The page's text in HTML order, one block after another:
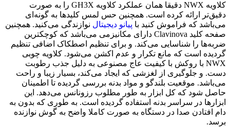
کلاویه NWX دقیقا همان عملکرد کلاویه GH3X را به صورت
دقیق‌تر ارائه کرده است. همچنین حس لمس کلیدها به گونه‌ای
می‌باشد که فراموش کنید با پیانو دیجیتال نوازندگی می‌کنید. همچنین
صفحه کلید Clavinova دارای مکانیزمی می‌باشد که کوچکترین
ضربه‌ها را شناسایی می‌کند. و برای تنظیم اصطکاک اضافی تنظیم
گردیده است که مانع تکرار و عدم اکشن می‌شود. کلاویه چوبی
NWX با روکش با کیفیت عاج مصنوعی به دلیل جذب رطوبت
دست. و جلوگیری از لغزشی که ایجاد می‌کند، بسیار زیبا و راحت
می‌باشد. موقعیت بلندگو و مواد بدنه بررسی گردیده تا اطمینان
حاصل شود که کل ابزار به طور مطلوب رزونانس می‌دهد. این
ابزارها در سراسر بدنه استفاده گردیده است. به طوری که بدون به
دام افتادن صدا در دستگاه به صورت کاملا واضح به گوش نوازنده
برسد.